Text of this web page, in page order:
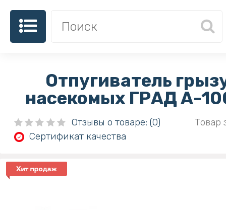
Отпугиватель
насекомых ГРАД А-
Отзывы о товаре: (0)
Товар
Сертификат качества